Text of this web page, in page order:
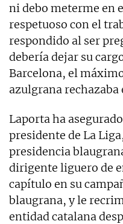
ni debo meterme en
respetuoso con el
respondido al ser
debería dejar su
Barcelona, el
azulgrana rechazaba
Laporta ha
presidente de La
presidencia
dirigente liguero de
capítulo en su
blaugrana, y le
entidad catalana